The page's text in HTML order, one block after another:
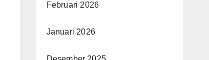
Februari 2026
Januari 2026